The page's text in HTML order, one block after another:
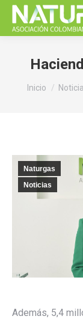
Estás aquí:
Inicio
Naturgas
Noticias
Además, 5,4